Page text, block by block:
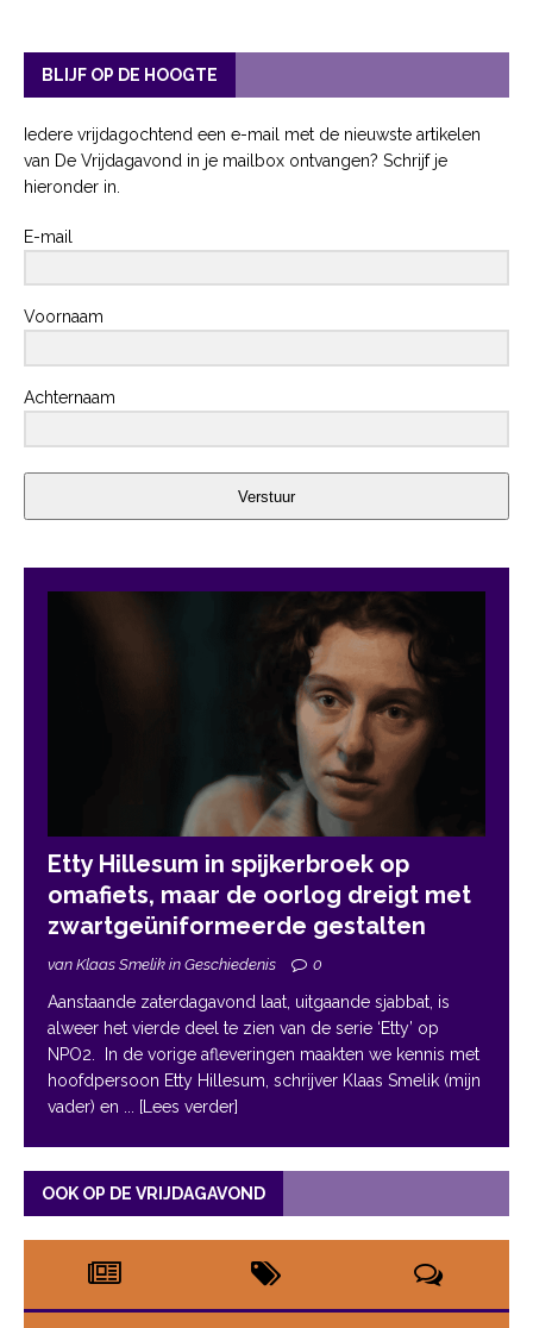
BLIJF OP DE HOOGTE
Iedere vrijdagochtend een e-mail met de nieuwste artikelen
van De Vrijdagavond in je mailbox ontvangen? Schrijf je
hieronder in.
E-mail
Voornaam
Achternaam
Verstuur
Etty Hillesum in spijkerbroek op
omafiets, maar de oorlog dreigt met
zwartgeüniformeerde gestalten
van Klaas Smelik in Geschiedenis 0
Aanstaande zaterdagavond laat, uitgaande sjabbat, is
alweer het vierde deel te zien van de serie ‘Etty’ op
NPO2. In de vorige afleveringen maakten we kennis met
hoofdpersoon Etty Hillesum, schrijver Klaas Smelik (mijn
vader) en
... [Lees verder]
OOK OP DE VRIJDAGAVOND